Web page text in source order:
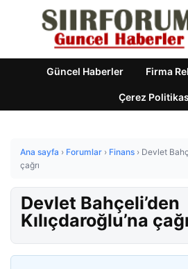
Güncel Haberler Firma
Çerez
Ana sayfa › Forumlar › Finans › Devlet
çağrı
Devlet Bahçeli’den
Kılıçdaroğlu’na